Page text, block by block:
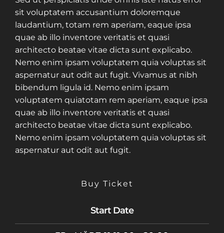
sit voluptatem accusantium doloremque
laudantium, totam rem aperiam, eaque ipsa
quae ab illo inventore veritatis et quasi
architecto beatae vitae dicta sunt explicabo.
Nemo enim ipsam voluptatem quia voluptas sit
aspernatur aut odit aut fugit. Vivamus at nibh
bibendum ligula id. Nemo enim ipsam
voluptatem quiatotam rem aperiam, eaque ipsa
quae ab illo inventore veritatis et quasi
architecto beatae vitae dicta sunt explicabo.
Nemo enim ipsam voluptatem quia voluptas sit
aspernatur aut odit aut fugit.
Buy Ticket
Start Date